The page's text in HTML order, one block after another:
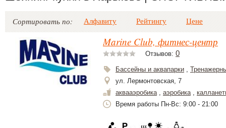
Сортировать по: Алфавиту Рейтингу Цене
Marine Club, фитнес-центр
Отзывов: 0
Бассейны и аквапарки ,
ул. Лермонтовская, 7
аквааэробика, аэробика,
Время работы Пн-Вс: 9:00 - 21:00